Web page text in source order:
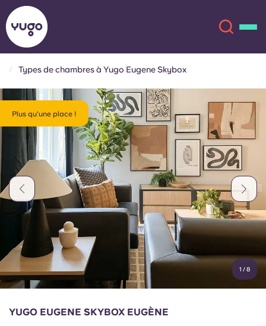
À propos
Lieux
Plus
Compte
English (GB)
English (US)
Sélectionnez un pays
Réservez maintenant
English (GB)
English (US)
Chinese Español
Català Deutsch
French
Portuguese
Types de chambres à Yugo Eugene Skybox
Plus qu'une place !
1 /8
YUGO EUGENE SKYBOX EUGÈNE